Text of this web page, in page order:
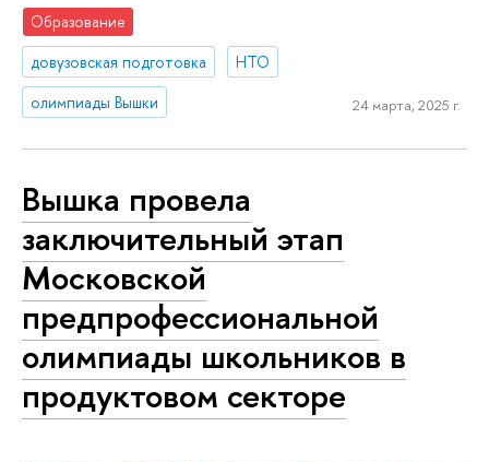
Образование
довузовская подготовка
НТО
олимпиады Вышки
24 марта, 2025 г.
Вышка провела
заключительный этап
Московской
предпрофессиональной
олимпиады школьников в
продуктовом секторе